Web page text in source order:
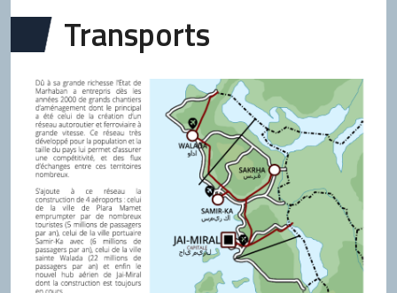
Balance des ressources issues de la carte
-38 957 943 1 963
Transports